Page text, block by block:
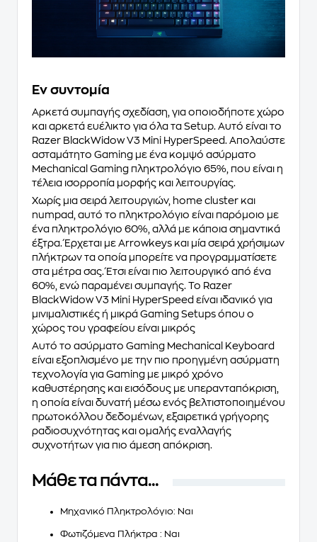
Eν συντομία
Αρκετά συμπαγής σχεδίαση, για οποιοδήποτε χώρο
και αρκετά ευέλικτο για όλα τα Setup. Αυτό είναι το
Razer BlackWidow V3 Mini HyperSpeed. Απολαύστε
ασταμάτητο Gaming με ένα κομψό ασύρματο
Mechanical Gaming πληκτρολόγιο 65%, που είναι η
τέλεια ισορροπία μορφής και λειτουργίας.
Χωρίς μια σειρά λειτουργιών, home cluster και
numpad, αυτό το πληκτρολόγιο είναι παρόμοιο με
ένα πληκτρολόγιο 60%, αλλά με κάποια σημαντικά
έξτρα. Έρχεται με Arrowkeys και μία σειρά χρήσιμων
πλήκτρων τα οποία μπορείτε να προγραμματίσετε
στα μέτρα σας. Έτσι είναι πιο λειτουργικό από ένα
60%, ενώ παραμένει συμπαγής. Το Razer
BlackWidow V3 Mini HyperSpeed είναι ιδανικό για
μινιμαλιστικές ή μικρά Gaming Setups όπου ο
χώρος του γραφείου είναι μικρός
Αυτό το ασύρματο Gaming Mechanical Keyboard
είναι εξοπλισμένο με την πιο προηγμένη ασύρματη
τεχνολογία για Gaming με μικρό χρόνο
καθυστέρησης και εισόδους με υπερανταπόκριση,
η οποία είναι δυνατή μέσω ενός βελτιστοποιημένου
πρωτοκόλλου δεδομένων, εξαιρετικά γρήγορης
ραδιοσυχνότητας και ομαλής εναλλαγής
συχνοτήτων για πιο άμεση απόκριση.
Μάθε τα πάντα...
Μηχανικό Πληκτρολόγιο: Ναι
Φωτιζόμενα Πλήκτρα : Ναι